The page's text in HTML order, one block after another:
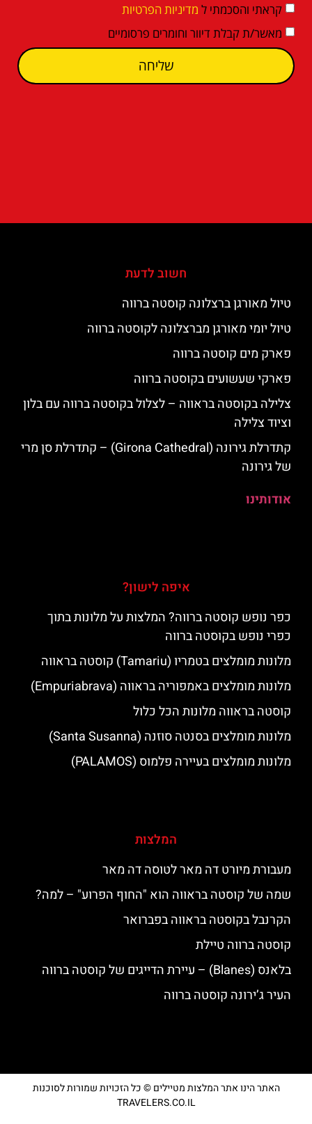
קראתי והסכמתי ל מדיניות הפרטיות
מאשר/ת קבלת דיוור וחומרים פרסומיים
שליחה
חשוב לדעת
טיול מאורגן ברצלונה קוסטה ברווה
טיול יומי מאורגן מברצלונה לקוסטה ברווה
פארק מים קוסטה ברווה
פארקי שעשועים בקוסטה ברווה
צלילה בקוסטה בראווה – לצלול בקוסטה ברווה עם בלון
וציוד צלילה
קתדרלת גירונה (Girona Cathedral) – קתדרלת סן מרי
של גירונה
אודותינו
איפה לישון?
כפר נופש קוסטה ברווה? המלצות על מלונות בתוך
כפרי נופש בקוסטה ברווה
מלונות מומלצים בטמריו (Tamariu) קוסטה בראווה
מלונות מומלצים באמפוריה בראווה (Empuriabrava)
קוסטה בראווה מלונות הכל כלול
מלונות מומלצים בסנטה סוזנה (Santa Susanna)
מלונות מומלצים בעיירה פלמוס (PALAMOS)
המלצות
מעבורת מיורט דה מאר לטוסה דה מאר
שמה של קוסטה בראווה הוא "החוף הפרוע" – למה?
הקרנבל בקוסטה בראווה בפברואר
קוסטה ברווה טיילת
בלאנס (Blanes) – עיירת הדייגים של קוסטה ברווה
העיר ג’ירונה קוסטה ברווה
האתר הינו אתר המלצות מטיילים © כל הזכויות שמורות לסוכנות
TRAVELERS.CO.IL